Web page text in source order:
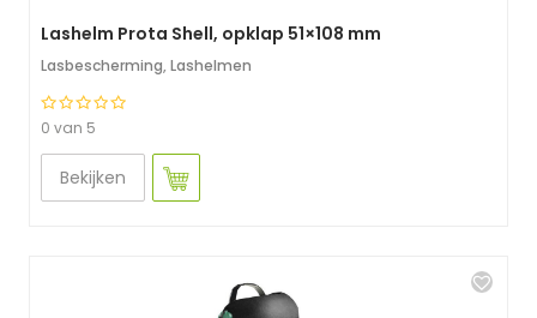
Lashelm Prota Shell, opklap 51×108 mm
Lasbescherming, Lashelmen
0 van 5
Bekijken